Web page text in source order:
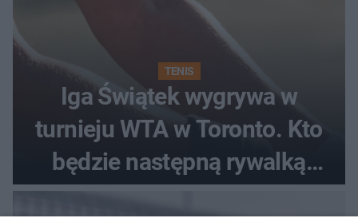
TENIS
Iga Świątek wygrywa w
turnieju WTA w Toronto. Kto
będzie następną rywalką